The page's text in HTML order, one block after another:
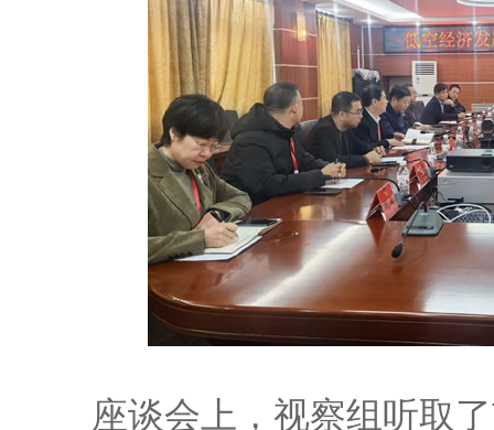
座谈会上，视察组听取了